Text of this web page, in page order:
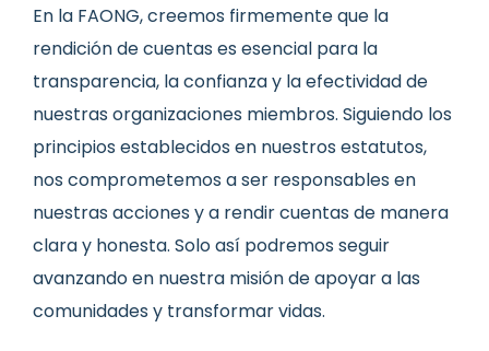
En la FAONG, creemos firmemente que la
rendición de cuentas es esencial para la
transparencia, la confianza y la efectividad de
nuestras organizaciones miembros. Siguiendo los
principios establecidos en nuestros estatutos,
nos comprometemos a ser responsables en
nuestras acciones y a rendir cuentas de manera
clara y honesta. Solo así podremos seguir
avanzando en nuestra misión de apoyar a las
comunidades y transformar vidas.